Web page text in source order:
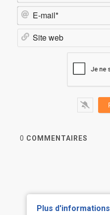
0 COMMENTAIRES
Plus d'informations